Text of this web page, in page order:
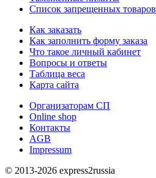
Список запрещенных товаров
Как заказать
Как заполнить форму заказа
Что такое личный кабинет
Вопросы и ответы
Таблица веса
Карта сайта
Организаторам СП
Online shop
Контакты
AGB
Impressum
© 2013-2026 express2russia